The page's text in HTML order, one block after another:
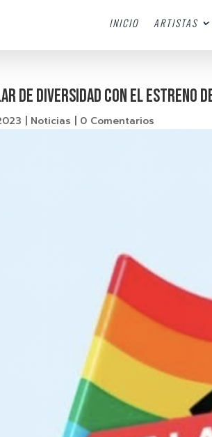
INICIO ARTISTAS
de diversidad con el estreno
| Noticias | 0 Comentarios